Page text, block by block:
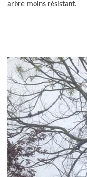
arbre moins résistant.